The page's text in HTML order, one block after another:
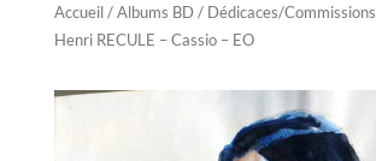
Accueil/Albums BD / Dédicaces/Commissions
Henri RECULE – Cassio – EO